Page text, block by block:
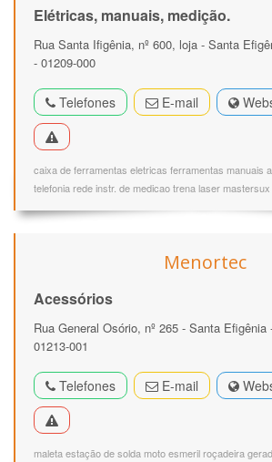
Elétricas, manuais, medição.
Rua Santa Ifigênia, nº 600, loja - Santa
- 01209-000
Telefones E-mail
caixa de ferramentas eletricas ferramentas manuais
telefonia rede instr. de medicao trena laser
Menortec
Acessórios
Rua General Osório, nº 265 - Santa
01213-001
Telefones E-mail
maleta estação de solda moto esmeril roçadeira